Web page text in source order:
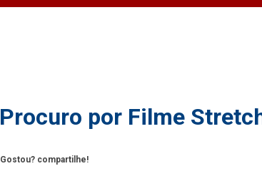
Procuro por Filme
Gostou? compartilhe!